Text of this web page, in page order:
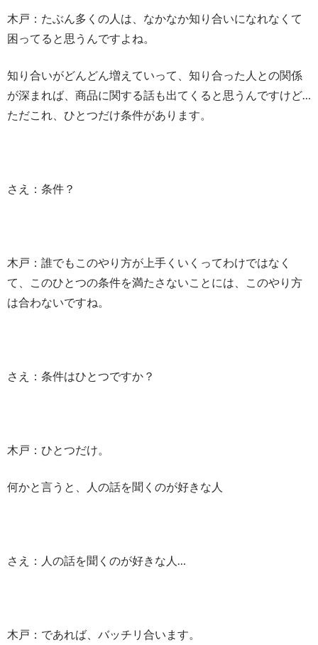
木戸：たぶん多くの人は、なかなか知り合いになれなくて
困ってると思うんですよね。
知り合いがどんどん増えていって、知り合った人との関係
が深まれば、商品に関する話も出てくると思うんですけど…
ただこれ、ひとつだけ条件があります。
さえ：条件？
木戸：誰でもこのやり方が上手くいくってわけではなく
て、このひとつの条件を満たさないことには、このやり方
は合わないですね。
さえ：条件はひとつですか？
木戸：ひとつだけ。
何かと言うと、人の話を聞くのが好きな人
さえ：人の話を聞くのが好きな人…
木戸：であれば、バッチリ合います。